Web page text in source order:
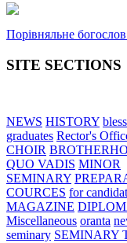
Порівняльне
SITE SECTIONS
NEWS HISTORY
graduates Rector's
CHOIR
QUO VADIS MINOR
SEMINARY
COURCES for
MAGAZINE
Miscellaneous oranta
seminary SEMINARY